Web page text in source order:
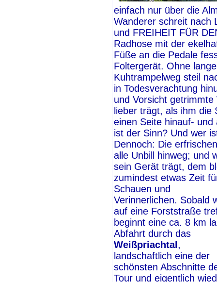
einfach nur über die
Wanderer schreit nach
und FREIHEIT FÜR
Radhose mit der
Füße an die Pedale
Foltergerät. Ohne
Kuhtrampelweg steil
in Todesverachtung
und Vorsicht
lieber trägt, als ihm
einen Seite hinauf-
ist der Sinn? Und wer
Dennoch: Die
alle Unbill hinweg; und
sein Gerät trägt, dem
zumindest etwas Zeit
Schauen und
Verinnerlichen. Sobald
auf eine Forststraße
beginnt eine ca. 8 km
Abfahrt durch das
Weißpriachtal ,
landschaftlich eine der
schönsten Abschnitte
Tour und eigentlich